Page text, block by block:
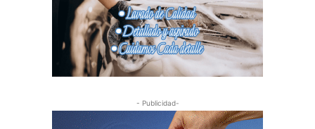
- Publicidad-